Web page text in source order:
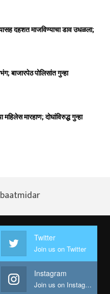
दहशत माजविण्याचा डाव उधळला;
बाजारपेठ पोलिसांत गुन्हा
मारहाण; दोघांविरुद्ध गुन्हा
Twitter
Join us on Twitter
Instagram
Join us on Instagram